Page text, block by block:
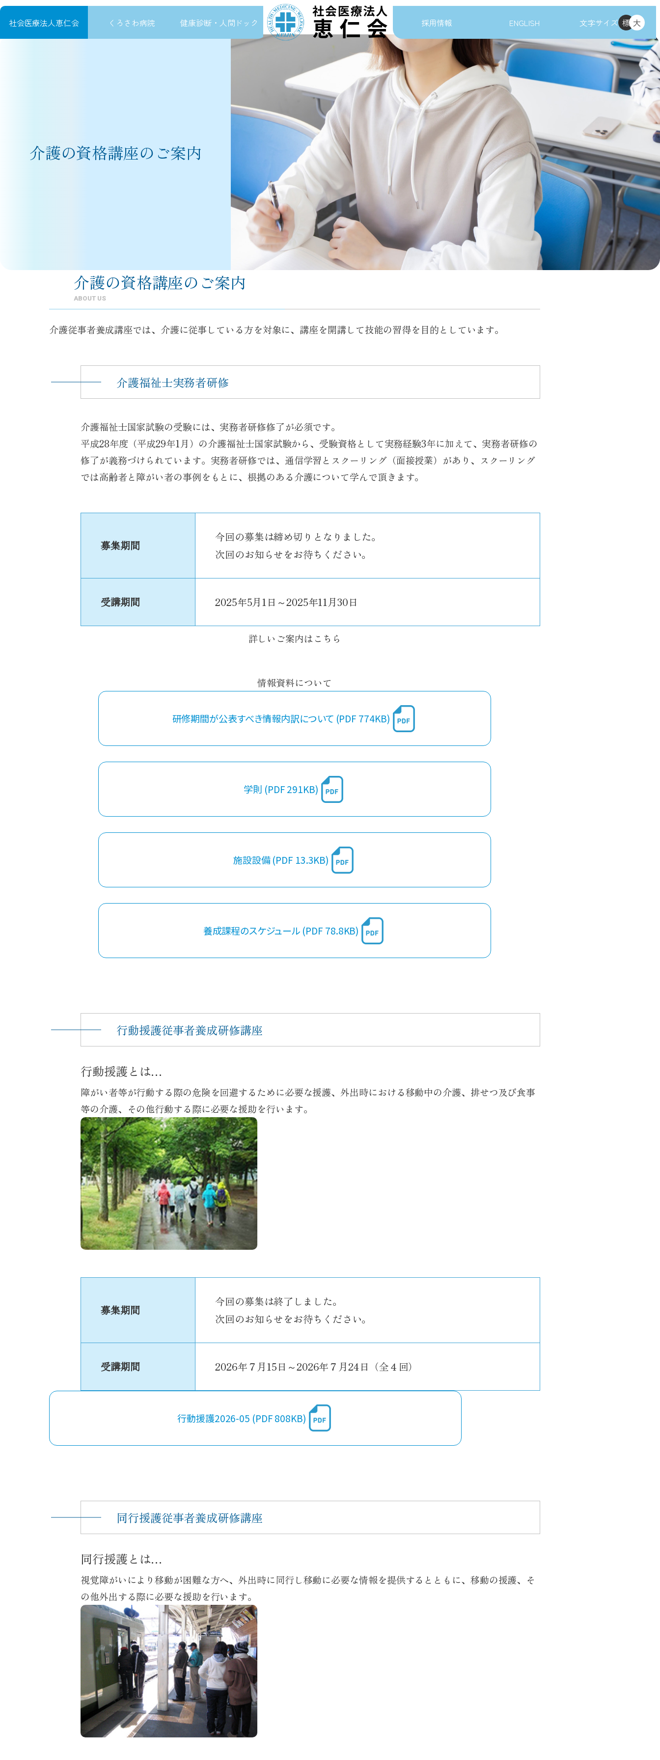
内
社会医療法人恵仁会 くろさわ病院 健康診断・人間ドック 採用情報 ENGLISH 文字サイズ 標 大
介護の資格講座のご案内
介護の資格講座のご案内
ABOUT US
介護従事者養成講座では、介護に従事している方を対象に、講座を開講して技能の習得を目的としています。
介護福祉士実務者研修
介護福祉士国家試験の受験には、実務者研修修了が必須です。
平成28年度（平成29年1月）の介護福祉士国家試験から、受験資格として実務経験3年に加えて、実務者研修の
修了が義務づけられています。実務者研修では、通信学習とスクーリング（面接授業）があり、スクーリング
では高齢者と障がい者の事例をもとに、根拠のある介護について学んで頂きます。
募集期間
今回の募集は締め切りとなりました。
次回のお知らせをお待ちください。
受講期間 2025年5月1日～2025年11月30日
詳しいご案内はこちら
情報資料について
研修期間が公表すべき情報内訳について (PDF 774KB)
学則 (PDF 291KB)
施設設備 (PDF 13.3KB)
養成課程のスケジュール (PDF 78.8KB)
行動援護従事者養成研修講座
行動援護とは…
障がい者等が行動する際の危険を回避するために必要な援護、外出時における移動中の介護、排せつ及び食事
等の介護、その他行動する際に必要な援助を行います。
募集期間
今回の募集は終了しました。
次回のお知らせをお待ちください。
受講期間 2026年７月15日～2026年７月24日（全４回）
行動援護2026-05 (PDF 808KB)
同行援護従事者養成研修講座
同行援護とは…
視覚障がいにより移動が困難な方へ、外出時に同行し移動に必要な情報を提供するとともに、移動の援護、そ
の他外出する際に必要な援助を行います。